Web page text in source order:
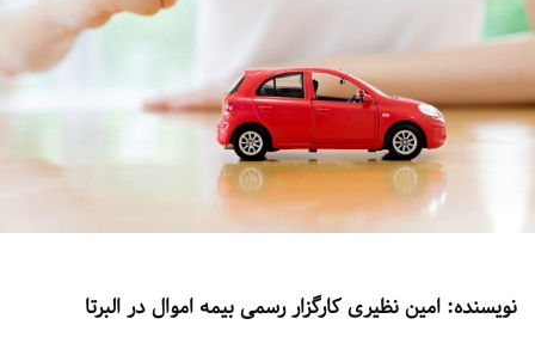
نویسنده: امین نظیری کارگزار رسمی بیمه اموال در البرتا